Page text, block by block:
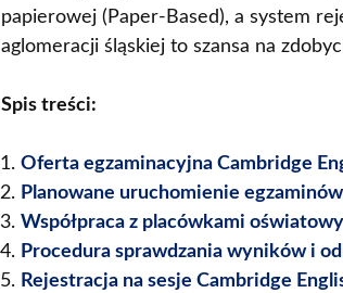
papierowej (Paper-Based), a system
aglomeracji śląskiej to szansa na
Spis treści:
Oferta egzaminacyjna Cambridge
Planowane uruchomienie
Współpraca z placówkami
Procedura sprawdzania wyników i
Rejestracja na sesje Cambridge